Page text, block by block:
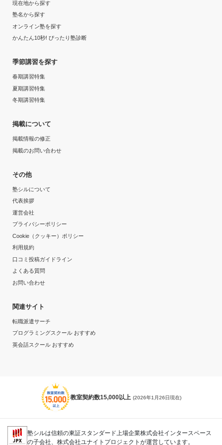
現在地から探す
塾名から探す
オンライン塾を探す
かんたん10秒! ぴったり塾診断
季節講習を探す
春期講習特集
夏期講習特集
冬期講習特集
掲載について
掲載情報の修正
掲載のお問い合わせ
その他
塾シルについて
代表挨拶
運営会社
プライバシーポリシー
Cookie（クッキー）ポリシー
利用規約
口コミ投稿ガイドライン
よくある質問
お問い合わせ
関連サイト
転職派遣サーチ
プログラミングスクール おすすめ
英会話スクール おすすめ
教室契約数15,000以上 (2026年1月26日現在)
塾シルは信頼の東証スタンダード上場企業株式会社インタースペース
の子会社、株式会社ユナイトプロジェクトが運営しています。